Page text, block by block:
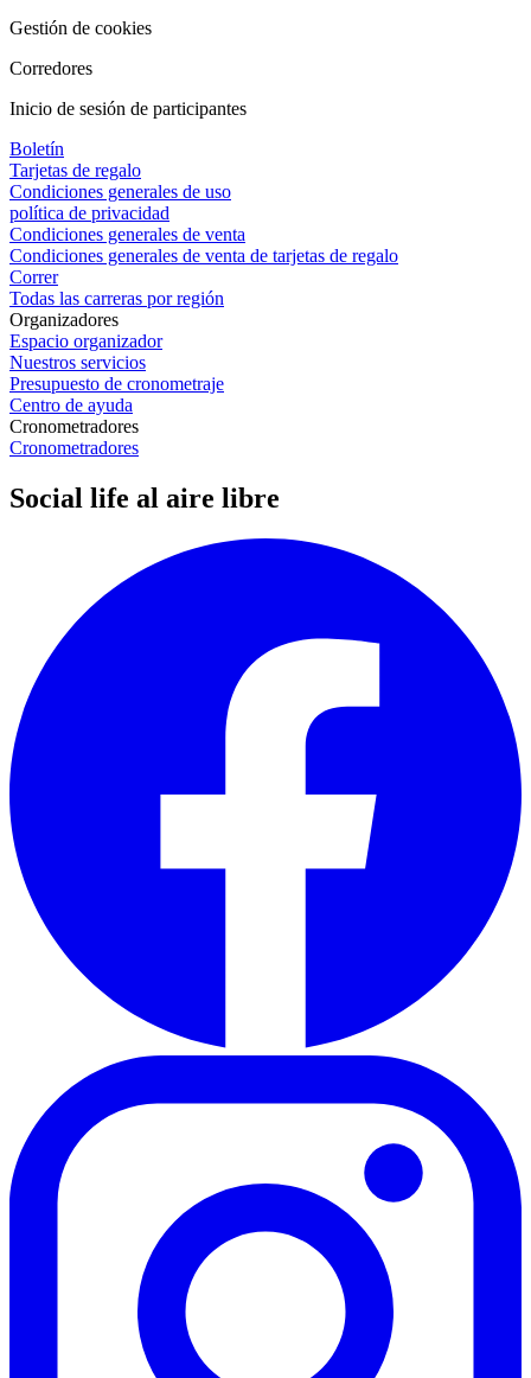
Gestión de cookies
Corredores
Inicio de sesión de participantes
Boletín
Tarjetas de regalo
Condiciones generales de uso
política de privacidad
Condiciones generales de venta
Condiciones generales de venta de tarjetas de regalo
Correr
Todas las carreras por región
Organizadores
Espacio organizador
Nuestros servicios
Presupuesto de cronometraje
Centro de ayuda
Cronometradores
Cronometradores
Social life al aire libre